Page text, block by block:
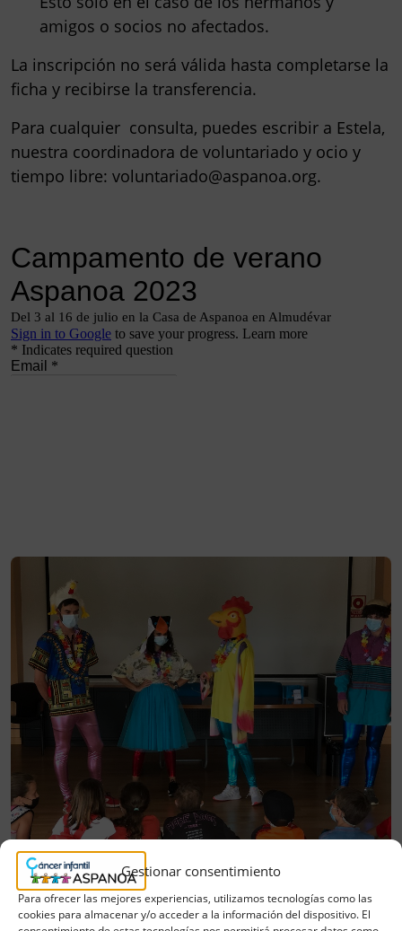
Gestionar consentimiento
Para ofrecer las mejores experiencias, utilizamos tecnologías como las
cookies para almacenar y/o acceder a la información del dispositivo. El
amigos o socios no afectados.
La inscripción no será válida hasta completarse la
ficha y recibirse la transferencia.
Para cualquier consulta, puedes escribir a Estela,
nuestra coordinadora de voluntariado y ocio y
tiempo libre: voluntariado@aspanoa.org.